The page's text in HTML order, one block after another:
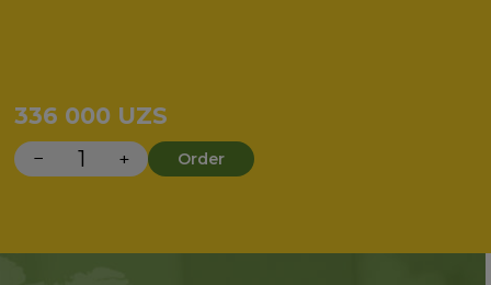
336 000 UZS
− + Order